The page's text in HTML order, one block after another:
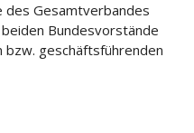
des Gesamtverbandes
Bundesvorstände
geschäftsführenden